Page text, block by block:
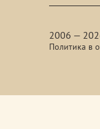
2006 —
Политика в